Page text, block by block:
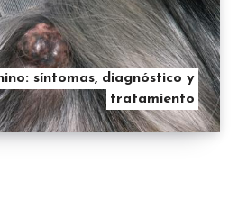
síntomas, diagnóstico y
tratamiento